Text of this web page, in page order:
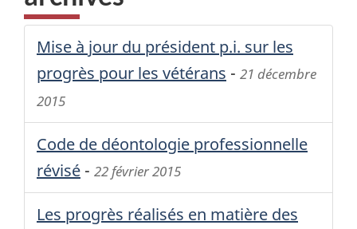
Mise à jour du président p.i. sur les
progrès pour les vétérans - 21 décembre
2015
Code de déontologie professionnelle
révisé - 22 février 2015
Les progrès réalisés en matière des